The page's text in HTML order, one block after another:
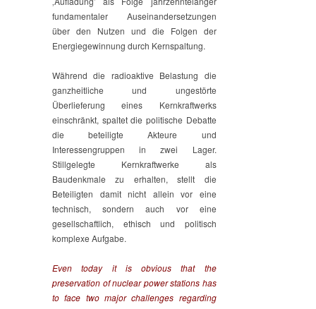
fundamentaler Auseinandersetzungen
über den Nutzen und die Folgen der
Energiegewinnung durch Kernspaltung.
Während die radioaktive Belastung die
ganzheitliche und ungestörte
Überlieferung eines Kernkraftwerks
einschränkt, spaltet die politische Debatte
die beteiligte Akteure und
Interessengruppen in zwei Lager.
Stillgelegte Kernkraftwerke als
Baudenkmale zu erhalten, stellt die
Beteiligten damit nicht allein vor eine
technisch, sondern auch vor eine
gesellschaftlich, ethisch und politisch
komplexe Aufgabe.
Even today it is obvious that the
preservation of nuclear power stations has
to face two major challenges regarding